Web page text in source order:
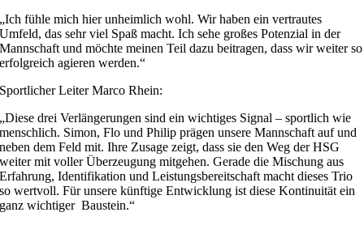
„Ich fühle mich hier unheimlich wohl. Wir haben ein vertrautes
Umfeld, das sehr viel Spaß macht. Ich sehe großes Potenzial in der
Mannschaft und möchte meinen Teil dazu beitragen, dass wir weiter so
erfolgreich agieren werden.“
Sportlicher Leiter Marco Rhein:
„Diese drei Verlängerungen sind ein wichtiges Signal – sportlich wie
menschlich. Simon, Flo und Philip prägen unsere Mannschaft auf und
neben dem Feld mit. Ihre Zusage zeigt, dass sie den Weg der HSG
weiter mit voller Überzeugung mitgehen. Gerade die Mischung aus
Erfahrung, Identifikation und Leistungsbereitschaft macht dieses Trio
so wertvoll. Für unsere künftige Entwicklung ist diese Kontinuität ein
ganz wichtiger Baustein.“